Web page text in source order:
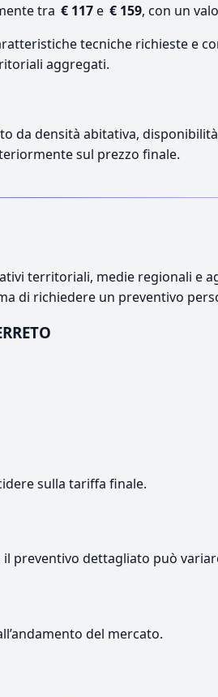
tra € 117e € 159, con un
tecniche richieste e
aggregati.
da densità abitativa,
sul prezzo finale.
territoriali, medie regionali e
di richiedere un preventivo
sulla tariffa finale.
preventivo dettagliato può
del mercato.